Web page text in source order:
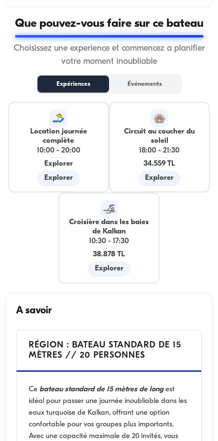
Que pouvez-vous faire sur ce bateau
Choisissez une experience et commencez a planifier
votre moment inoubliable
Expériences Événements
Location journée
complète
10:00- 20:00
Explorer
Explorer
Circuit au coucher du
soleil
18:00 -21:30
34.559 TL
Explorer
Croisière dans les baies
de Kalkan
10:30 -
17:30
38.878 TL
Explorer
A savoir
RÉGION : BATEAU STANDARD DE 15
MÈTRES // 20 PERSONNES
Ce bateau standard de 15 mètres de longest
idéal pour passer une journée inoubliable dans les
eaux turquoise de Kalkan, offrant une option
confortable pour vos groupes plus importants.
Avec une capacité maximale de 20 invités, vous